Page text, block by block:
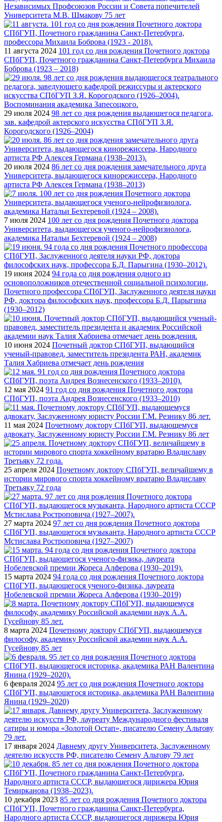
Независимых Профсоюзов России и Совета попечителей
Университета М.В. Шмакову 75 лет
11 августа 2024 101 год со дня рождения Почетного доктора
СПбГУП, Почетного гражданина Санкт-Петербурга Михаила
Боброва (1923 – 2018)
29 июля 2024 98 лет со дня рождения выдающегося педагога,
зав. кафедрой актерского искусства СПбГУП З.Я.
Корогодского (1926–2004)
20 июля 2024 86 лет со дня рождения замечательного друга
Университета, выдающегося кинорежиссера, Народного
артиста РФ Алексея Германа (1938–2013)
7 июля 2024 100 лет со дня рождения Почетного доктора
Университета, выдающегося ученого-нейрофизиолога,
академика Натальи Бехтеревой (1924 – 2008)
19 июня 2024 94 года со дня рождения одного из
основоположников отечественной социальной психологии,
Почетного профессора СПбГУП, Заслуженного деятеля науки
РФ, доктора философских наук, профессора Б.Д. Парыгина
(1930–2012)
10 июня 2024 Почетный доктор СПбГУП, выдающийся
ученый-правовед, заместитель президента РАН, академик
Талия Хабриева отмечает день рождения
12 мая 2024 91 год со дня рождения Почетного доктора
СПбГУП, поэта Андрея Вознесенского (1933–2010)
11 мая 2024 Почетному доктору СПбГУП, выдающемуся
адвокату, Заслуженному юристу России Г.М. Резнику 86 лет
25 апреля 2024 Почетному доктору СПбГУП, величайшему в
истории мирового спорта хоккейному вратарю Владиславу
Третьяку 72 года
27 марта 2024 97 лет со дня рождения Почетного доктора
СПбГУП, выдающегося музыканта, Народного артиста СССР
Мстислава Ростроповича (1927–2007)
15 марта 2024 94 года со дня рождения Почетного доктора
СПбГУП, выдающегося ученого-физика, лауреата
Нобелевской премии Жореса Алферова (1930–2019)
8 марта 2024 Почетному доктору СПбГУП, выдающемуся
философу, академику Российской академии наук А.А.
Гусейнову 85 лет
6 февраля 2024 95 лет со дня рождения Почетного доктора
СПбГУП, выдающегося историка, академика РАН Валентина
Янина (1929–2020)
17 января 2024 Давнему другу Университета, Заслуженному
деятелю искусств РФ, писателю Семену Альтову 79 лет
10 декабря 2023 85 лет со дня рождения Почетного доктора
СПбГУП, Почетного гражданина Санкт-Петербурга,
Народного артиста СССР, выдающегося дирижера Юрия